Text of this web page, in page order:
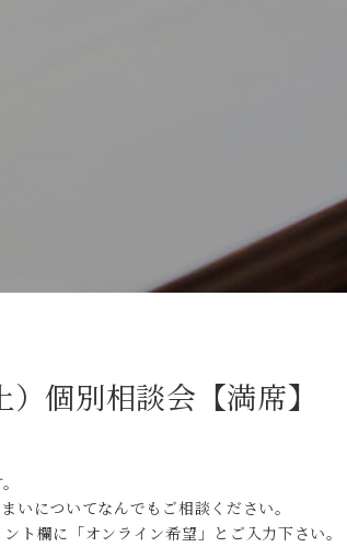
個別相談会【満席】
いについてなんでもご相談ください。
ト欄に「オンライン希望」とご入力下さい。